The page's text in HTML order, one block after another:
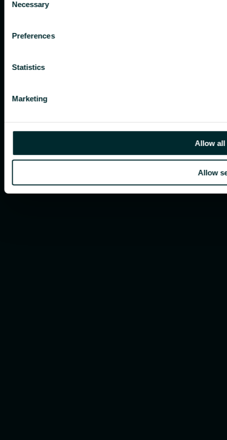
Selection
Necessary
Preferences
Statistics
Marketing
Allow all
Allow